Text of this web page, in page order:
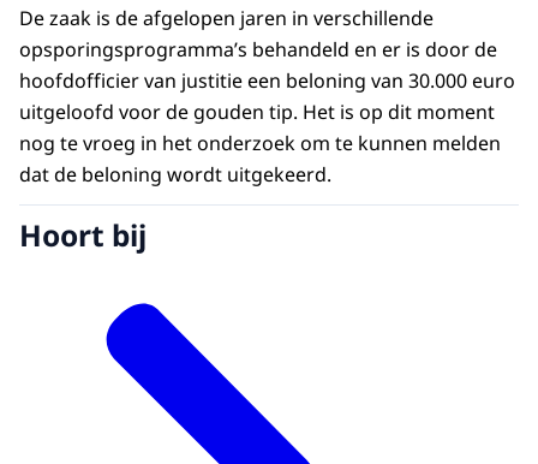
De zaak is de afgelopen jaren in verschillende
opsporingsprogramma’s behandeld en er is door de
hoofdofficier van justitie een beloning van 30.000 euro
uitgeloofd voor de gouden tip. Het is op dit moment
nog te vroeg in het onderzoek om te kunnen melden
dat de beloning wordt uitgekeerd.
Hoort bij